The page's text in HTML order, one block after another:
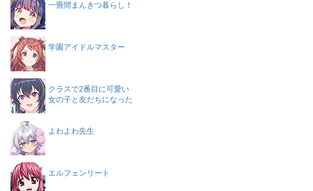
一畳間まんきつ暮らし！
学園アイドルマスター
クラスで2番目に可愛い
女の子と友だちになった
よわよわ先生
エルフェンリート